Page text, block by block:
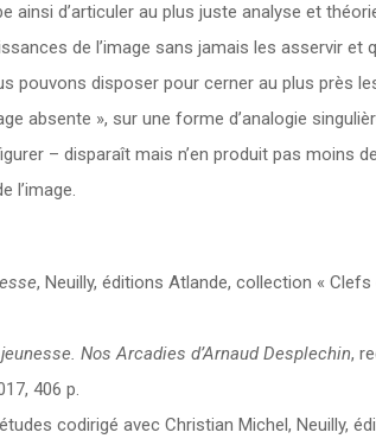
ainsi d’articuler au plus juste analyse et
de l’image sans jamais les asservir et
disposer pour cerner au plus près
absente », sur une forme d’analogie
– disparaît mais n’en produit pas moins
l’image.
, Neuilly, éditions Atlande, collection «
Nos Arcadies d’Arnaud Desplechin,
406 p.
codirigé avec Christian Michel, Neuilly,